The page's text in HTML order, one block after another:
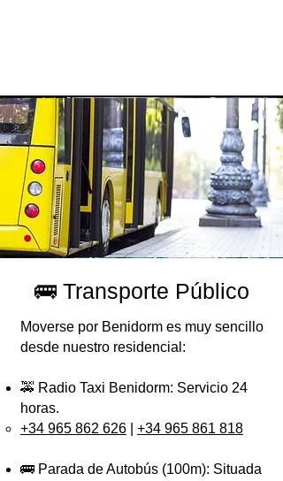
🚌 Transporte Público
Moverse por Benidorm es muy sencillo
desde nuestro residencial:
🚕 Radio Taxi Benidorm: Servicio 24
horas.
+34 965 862 626
+34 965 861 818
🚌 Parada de Autobús (100m): Situada